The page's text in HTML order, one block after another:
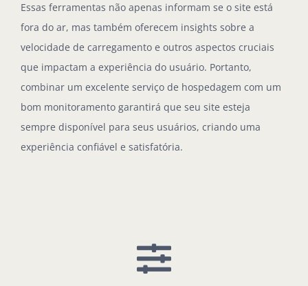
Essas ferramentas não apenas informam se o site está
fora do ar, mas também oferecem insights sobre a
velocidade de carregamento e outros aspectos cruciais
que impactam a experiência do usuário. Portanto,
combinar um excelente serviço de hospedagem com um
bom monitoramento garantirá que seu site esteja
sempre disponível para seus usuários, criando uma
experiência confiável e satisfatória.